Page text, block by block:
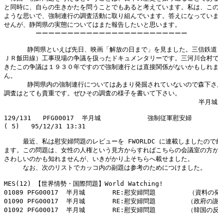
と同時に、自らの生きかたを問うことでもあると考えています。私は、こ
ような思いで、強制連行の調査活動に取り組んでいます。答えになってい
せんが、静岡県の実態についてはまた報告したいと思います。
ーーーーーーーーーーーーーーーーーーーーーーーー
静岡県といえば先日、映画「解放の日まで」を見ました。三信鉄
ＪＲ飯田線）工事現場の争議を扱ったドキュメンタリーです。三河川合村
きたこの争議は１９３０年ですので強制連行とは直接関係がないかもしれ
ん。
静岡県内の強制連行についてはあまり発掘されていないので森下
調査はとても貴重です。ぜひその調査の様子を書いて下さい。
                                                  半月城
129/131   PFG00017  半月城            強制従軍慰安婦
( 5)   95/12/31 13:31
最近、私は慰安婦問題のレビューを FWORLDC に連載しましたので
ます。この問題は、女性の人権という見方からすればこちらの会議室の方
さわしいのかも知れませんが、いきがかり上そちらへ載せました。
なお、次のリストでカッコ内の副題は参考のためにつけました。
MES(12) 【世界情勢・国際問題】World Watching!
01089 PFG00017  半月城       RE:慰安婦問題  　　　　（資料の
01090 PFG00017  半月城       RE:慰安婦問題　　　　　（政府の
01092 PFG00017  半月城       RE:慰安婦問題　　　　　（韓国の